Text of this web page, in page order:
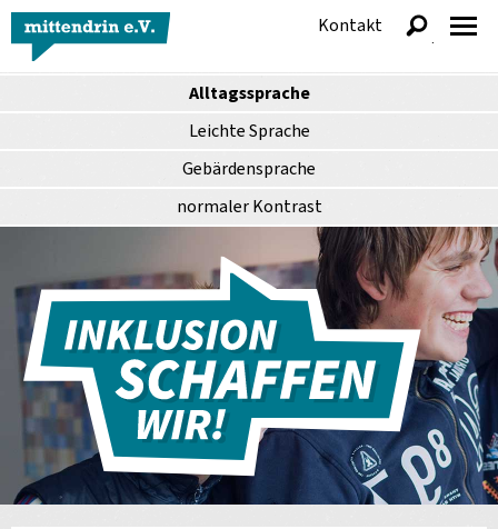
Alltagssprache
Leichte Sprache
Gebärdensprache
normalerKontrast
Kontakt
anzeigen